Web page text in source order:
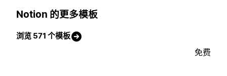
Notion 的更多模板
浏览 571 个模板
免费